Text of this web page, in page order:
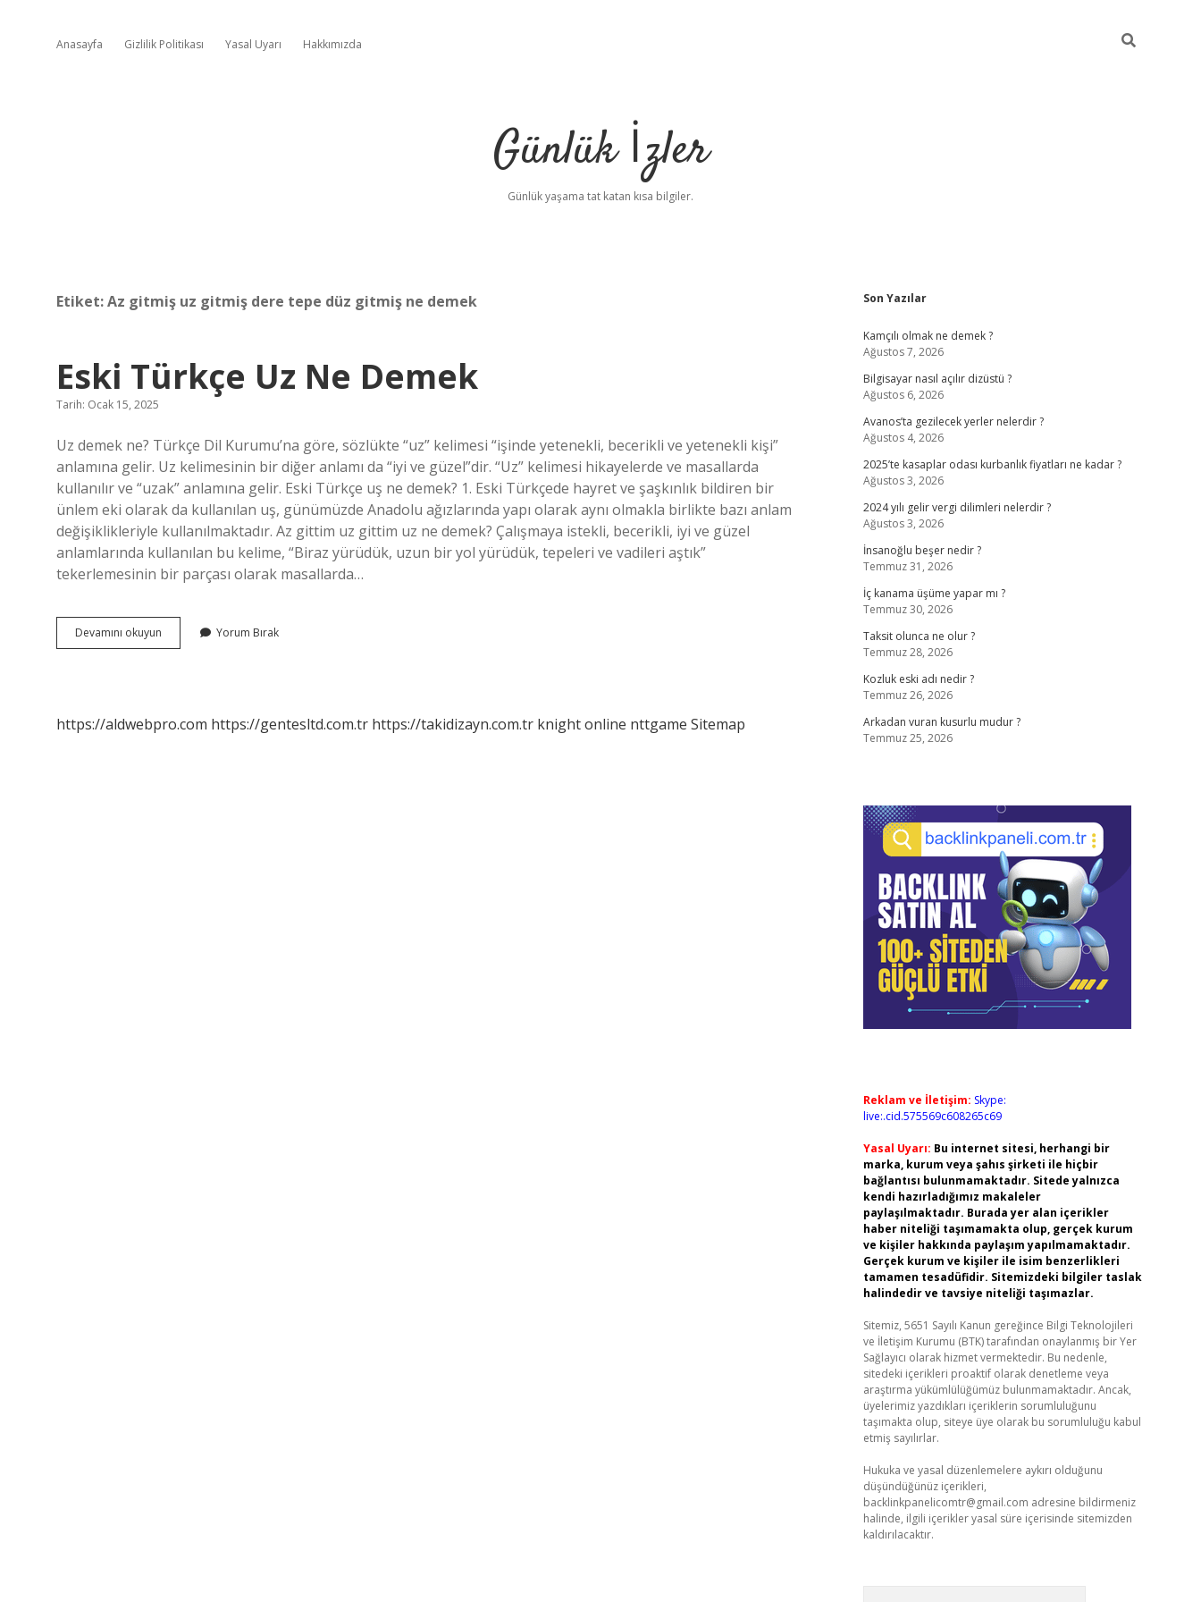
Anasayfa Gizlilik Politikası Yasal Uyarı Hakkımızda
Günlük İzler
Günlük yaşama tat katan kısa bilgiler.
Etiket:Az gitmiş uz gitmiş dere tepe düz gitmiş ne demek
Eski Türkçe Uz Ne Demek
Tarih: Ocak 15, 2025
Uz demek ne? Türkçe Dil Kurumu’na göre, sözlükte “uz” kelimesi “işinde yetenekli, becerikli ve yetenekli kişi”
anlamına gelir. Uz kelimesinin bir diğer anlamı da “iyi ve güzel”dir. “Uz” kelimesi hikayelerde ve masallarda
kullanılır ve “uzak” anlamına gelir. Eski Türkçe uş ne demek? 1. Eski Türkçede hayret ve şaşkınlık bildiren bir
ünlem eki olarak da kullanılan uş, günümüzde Anadolu ağızlarında yapı olarak aynı olmakla birlikte bazı anlam
değişiklikleriyle kullanılmaktadır. Az gittim uz gittim uz ne demek? Çalışmaya istekli, becerikli, iyi ve güzel
anlamlarında kullanılan bu kelime, “Biraz yürüdük, uzun bir yol yürüdük, tepeleri ve vadileri aştık”
tekerlemesinin bir parçası olarak masallarda…
Devamını okuyun
Türkçe
Yorum Bırak
https://aldwebpro.com https://gentesltd.com.tr https://takidizayn.com.tr knight online nttgame Sitemap
Sidebar
Son Yazılar
Kamçılı olmak ne demek ?
Ağustos 7, 2026
Bilgisayar nasıl açılır dizüstü ?
Ağustos 6, 2026
Avanos’ta gezilecek yerler nelerdir ?
Ağustos 4, 2026
2025’te kasaplar odası kurbanlık fiyatları ne kadar ?
Ağustos 3, 2026
2024 yılı gelir vergi dilimleri nelerdir ?
Ağustos 3, 2026
İnsanoğlu beşer nedir ?
Temmuz 31, 2026
İç kanama üşüme yapar mı ?
Temmuz 30, 2026
Taksit olunca ne olur ?
Temmuz 28, 2026
Kozluk eski adı nedir ?
Temmuz 26, 2026
Arkadan vuran kusurlu mudur ?
Temmuz 25, 2026
Reklam ve İletişim: Skype:
live:.cid.575569c608265c69
Yasal Uyarı: Bu internet sitesi, herhangi bir
marka, kurum veya şahıs şirketi ile hiçbir
bağlantısı bulunmamaktadır. Sitede yalnızca
kendi hazırladığımız makaleler
paylaşılmaktadır. Burada yer alan içerikler
haber niteliği taşımamakta olup, gerçek kurum
ve kişiler hakkında paylaşım yapılmamaktadır.
Gerçek kurum ve kişiler ile isim benzerlikleri
tamamen tesadüfidir. Sitemizdeki bilgiler taslak
halindedir ve tavsiye niteliği taşımazlar.
Sitemiz, 5651 Sayılı Kanun gereğince Bilgi Teknolojileri
ve İletişim Kurumu (BTK) tarafından onaylanmış bir Yer
Sağlayıcı olarak hizmet vermektedir. Bu nedenle,
sitedeki içerikleri proaktif olarak denetleme veya
araştırma yükümlülüğümüz bulunmamaktadır. Ancak,
üyelerimiz yazdıkları içeriklerin sorumluluğunu
taşımakta olup, siteye üye olarak bu sorumluluğu kabul
etmiş sayılırlar.
Hukuka ve yasal düzenlemelere aykırı olduğunu
düşündüğünüz içerikleri,
backlinkpanelicomtr@gmail.com adresine bildirmeniz
halinde, ilgili içerikler yasal süre içerisinde sitemizden
kaldırılacaktır.